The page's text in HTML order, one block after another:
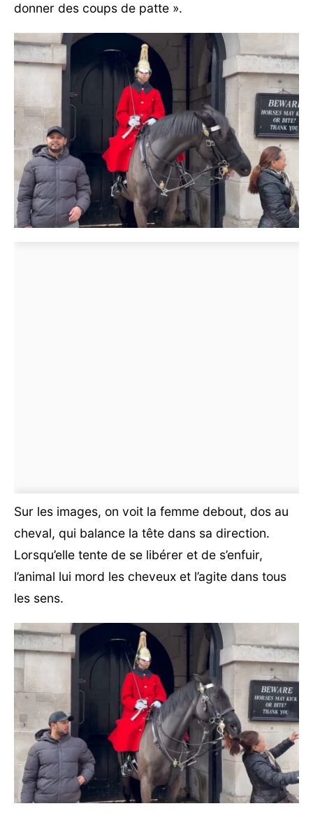
donner des coups de patte ».
Sur les images, on voit la femme debout, dos au
cheval, qui balance la tête dans sa direction.
Lorsqu’elle tente de se libérer et de s’enfuir,
l’animal lui mord les cheveux et l’agite dans tous
les sens.